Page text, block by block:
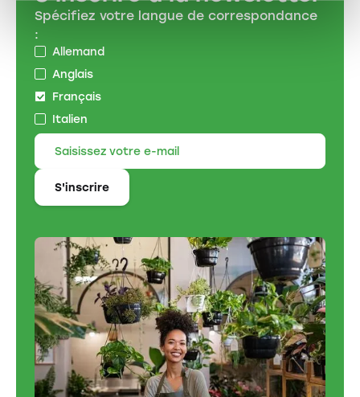
Spécifiez votre langue de correspondance
:
Allemand
Anglais
Français
Italien